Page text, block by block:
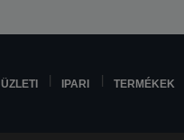
ÜZLETI IPARI TERMÉKEK